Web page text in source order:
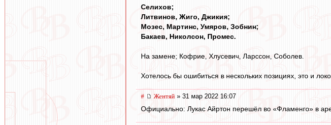
Селихов;
Литвинов, Жиго, Джикия;
Мозес, Мартинс, Умяров, Зобнин;
Бакаев, Николсон, Промес.
На замене; Кофрие, Хлусевич, Ларссон, Соболев.
Хотелось бы ошибиться в нескольких позициях, это и
# Жентяй » 31 мар 2022 16:07
Официально: Лукас Айртон перешёл во «Фламенго» в